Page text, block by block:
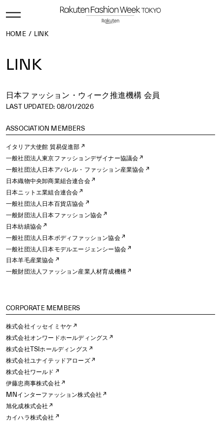
HOME LINK
LINK
日本ファッション・ウィーク推進機構 会員
LAST UPDATED: 08/01/2026
ASSOCIATION MEMBERS
イタリア大使館 貿易促進部
一般社団法人東京ファッションデザイナー協議会
一般社団法人日本アパレル・ファッション産業協会
日本織物中央卸商業組合連合会
日本ニットエ業組合連合会
一般社団法人日本百貨店協会
一般財団法人日本ファッション協会
日本紡績協会
一般社団法人日本ボディファッション協会
一般社団法人日本モデルエージェンシー協会
日本羊毛産業協会
一般財団法人ファッション産業人材育成機構
CORPORATE MEMBERS
株式会社イッセイミヤケ
株式会社オンワードホールディングス
株式会社TSIホールディングス
株式会社ユナイテッドアローズ
株式会社ワールド
伊藤忠商事株式会社
MNインターファッション株式会社
旭化成株式会社
カイハラ株式会社